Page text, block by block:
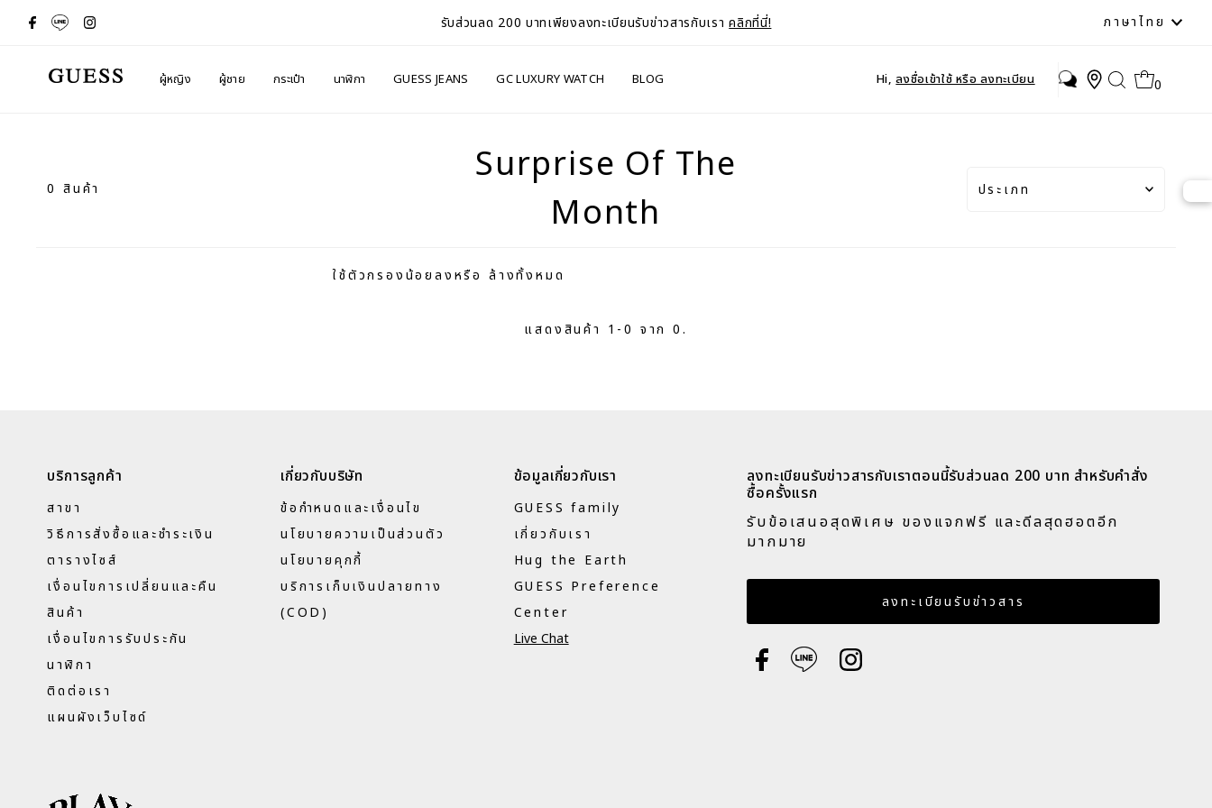
รับส่วนลด 200 บาทเพียงลงทะเบียนรับข่าวสารกับเราคลิกที่นี่! ภาษา
ภาษาไทย
ผู้หญิง ผู้ชาย กระเป๋า นาฬิกา GUESS JEANS GC LUXURY WATCH BLOG Hi,ลงชื่อเข้าใช้ หรือ ลงทะเบียน 0
0 สินค้า
Surprise Of The
Month
ใช้ตัวกรองน้อยลงหรือ ล้างทั้งหมด
แสดงสินค้า 1-0 จาก 0.
บริการลูกค้า
สาขา
วิธีการสั่งซื้อและชำระเงิน
ตารางไซส์
เงื่อนไขการเปลี่ยนและคืน
สินค้า
เงื่อนไขการรับประกัน
นาฬิกา
ติดต่อเรา
แผนผังเว็บไซด์
เกี่ยวกับบริษัท
ข้อกำหนดและเงื่อนไข
นโยบายความเป็นส่วนตัว
นโยบายคุกกี้
บริการเก็บเงินปลายทาง
(COD)
ข้อมูลเกี่ยวกับเรา
GUESS family
เกี่ยวกับเรา
Hug the Earth
GUESS Preference
Center
Live Chat
ลงทะเบียนรับข่าวสารกับเราตอนนี้รับส่วนลด 200 บาท สำหรับคำสั่ง
ซื้อครั้งแรก​
รับข้อเสนอสุดพิเศษ ของแจกฟรี และดีลสุดฮอตอีก
มากมาย​
ลงทะเบียนรับข่าวสาร